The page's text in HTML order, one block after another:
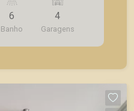
artificial; - Sacada com
para 7 lugares; -
carregador elétrico.
Nova Aliança, Jardim
6
Banho
4
Garagens